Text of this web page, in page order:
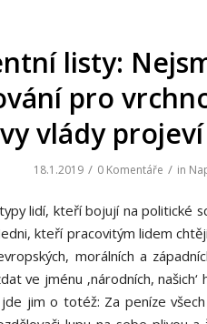
listy:
pro
vlády
18.1.2019 / 0 Komentáře / in
lidí, kteří bojují na politické
kteří pracovitým lidem
morálních a
ve jménu ‚národních,
jde jim o totéž: Za peníze